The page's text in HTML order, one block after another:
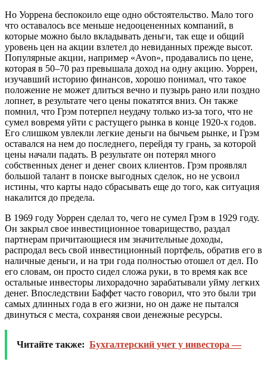
Но Уоррена беспокоило еще одно обстоятельство. Мало того
что оставалось все меньше недооцененных компаний, в
которые можно было вкладывать деньги, так еще и общий
уровень цен на акции взлетел до невиданных прежде высот.
Популярные акции, например «Avon», продавались по цене,
которая в 50–70 раз превышала доход на одну акцию. Уоррен,
изучавший историю финансов, хорошо понимал, что такое
положение не может длиться вечно и пузырь рано или поздно
лопнет, в результате чего цены покатятся вниз. Он также
помнил, что Грэм потерпел неудачу только из-за того, что не
сумел вовремя уйти с растущего рынка в конце 1920-х годов.
Его слишком увлекли легкие деньги на бычьем рынке, и Грэм
оставался на нем до последнего, перейдя ту грань, за которой
цены начали падать. В результате он потерял много
собственных денег и денег своих клиентов. Грэм проявлял
большой талант в поиске выгодных сделок, но не усвоил
истины, что карты надо сбрасывать еще до того, как ситуация
накалится до предела.
В 1969 году Уоррен сделал то, чего не сумел Грэм в 1929 году.
Он закрыл свое инвестиционное товарищество, раздал
партнерам причитающиеся им значительные доходы,
распродал весь свой инвестиционный портфель, обратив его в
наличные деньги, и на три года полностью отошел от дел. По
его словам, он просто сидел сложа руки, в то время как все
остальные инвесторы лихорадочно зарабатывали уйму легких
денег. Впоследствии Баффет часто говорил, что это были три
самых длинных года в его жизни, но он даже не пытался
двинуться с места, сохраняя свои денежные ресурсы.
Читайте также: Бухгалтерский учет у инвестора —